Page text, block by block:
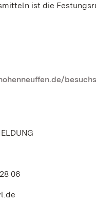
ist die
06